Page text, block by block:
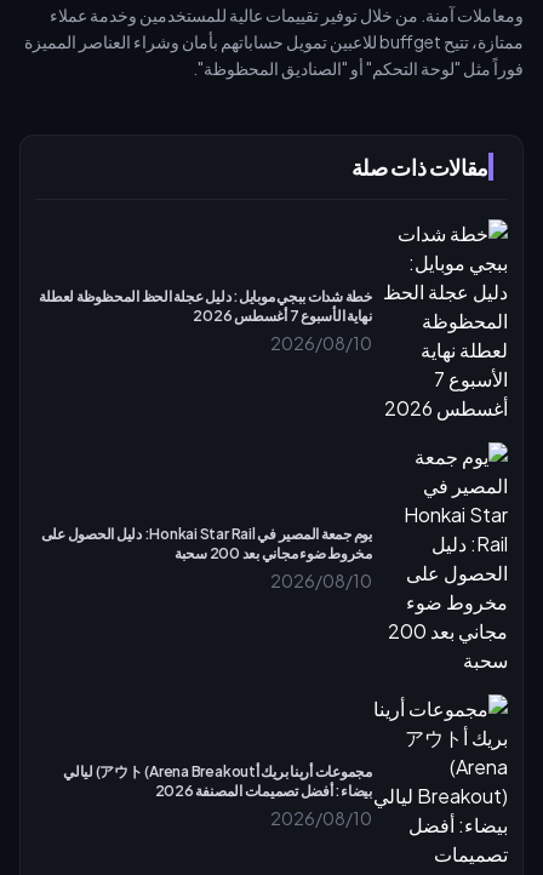
مقالات ذات صلة
خطة شدات ببجي موبايل: دليل عجلة الحظ المحظوظة لعطلة
نهاية الأسبوع 7 أغسطس 2026
2026/08/10
يوم جمعة المصير في Honkai Star Rail: دليل الحصول على
مخروط ضوء مجاني بعد 200 سحبة
2026/08/10
مجموعات أرينا بريك أアウト (Arena Breakout) ليالي
بيضاء: أفضل تصميمات المصنفة 2026
2026/08/10
ومعاملات آمنة. من خلال توفير تقييمات عالية للمستخدمين وخدمة عملاء
ممتازة، تتيح buffget للاعبين تمويل حساباتهم بأمان وشراء العناصر المميزة
فوراً مثل "لوحة التحكم" أو "الصناديق المحظوظة".